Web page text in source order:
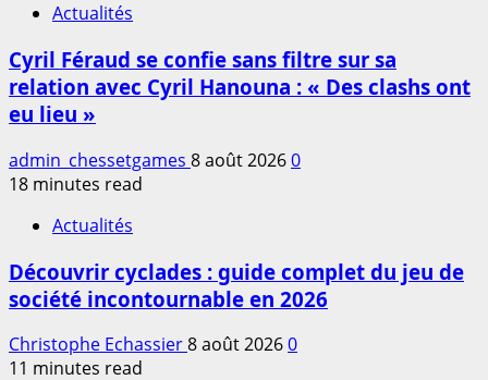
Actualités
Cyril Féraud se confie sans filtre sur sa
relation avec Cyril Hanouna : « Des clashs ont
eu lieu »
admin_chessetgames 8 août 20260
18 minutes read
Actualités
Découvrir cyclades : guide complet du jeu de
société incontournable en 2026
Christophe Echassier8 août 20260
11 minutes read